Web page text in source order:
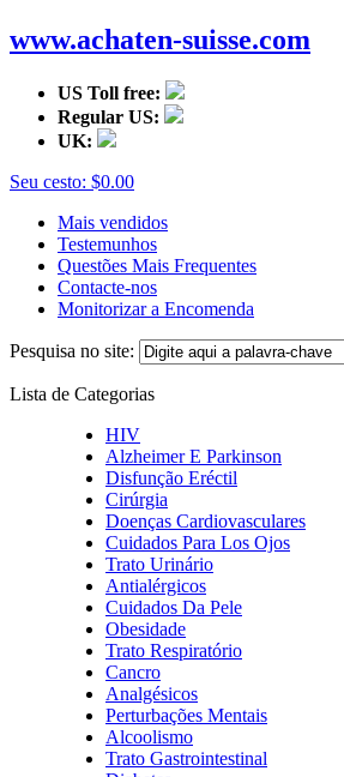
www.achaten-suisse.com
US Toll free:
Regular US:
UK:
Seu cesto: $0.00
Mais vendidos
Testemunhos
Questões Mais Frequentes
Contacte-nos
Monitorizar a Encomenda
Pesquisa no site:
Lista de Categorias
HIV
Alzheimer E Parkinson
Disfunção Eréctil
Cirúrgia
Doenças Cardiovasculares
Cuidados Para Los Ojos
Trato Urinário
Antialérgicos
Cuidados Da Pele
Obesidade
Trato Respiratório
Cancro
Analgésicos
Perturbações Mentais
Alcoolismo
Trato Gastrointestinal